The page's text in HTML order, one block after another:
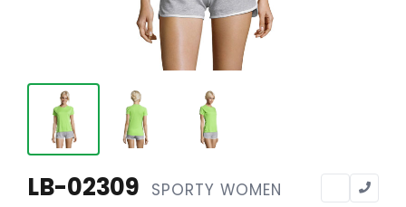
Calendriers bancaires
Tête de lettre
Enveloppes
Sous-mains
LB-02309 SPORTY WOMEN